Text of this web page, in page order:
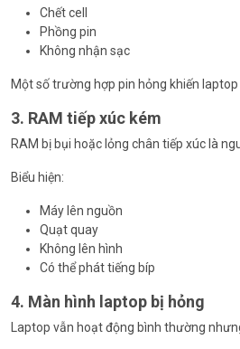
Chết cell
Phồng pin
Không nhận sạc
Một số trường hợp pin hỏng khiến
3. RAM tiếp xúc kém
RAM bị bụi hoặc lỏng chân tiếp xúc là
Biểu hiện:
Máy lên nguồn
Quạt quay
Không lên hình
Có thể phát tiếng bíp
4. Màn hình laptop bị hỏng
Laptop vẫn hoạt động bình thường